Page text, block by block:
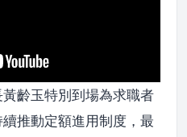
齡玉特別到場為求職者
推動定額進用制度，最